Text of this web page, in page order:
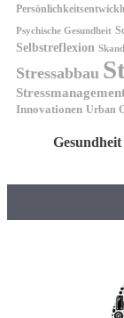
Psychische Gesundheit
Selbstreflexion
Stressabbau
Innovationen Urban
Gesundheit